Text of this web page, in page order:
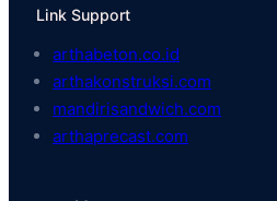
Link Support
arthabeton.co.id
arthakonstruksi.com
mandirisandwich.com
arthaprecast.com